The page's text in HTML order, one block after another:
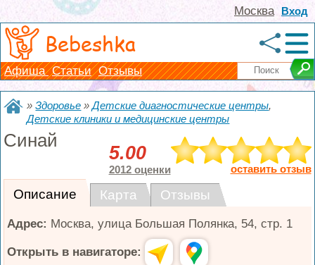
Вход
Москва
Bebeshka
Афиша Статьи Отзывы
»Здоровье »Детские диагностические центры,
Детские клиники и медицинские центры
Синай
5.00
2012 оценки оставить отзыв
Описание Карта Отзывы
Адрес: Москва,улица Большая Полянка, 54, стр. 1
Открыть в навигаторе: